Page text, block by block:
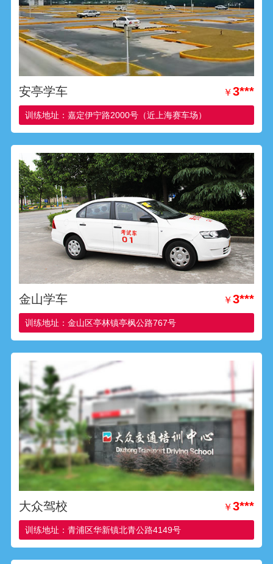
安亭学车 ￥3***
训练地址：嘉定伊宁路2000号（近上海赛车场）
金山学车 ￥3***
训练地址：金山区亭林镇亭枫公路767号
大众驾校 ￥3***
训练地址：青浦区华新镇北青公路4149号